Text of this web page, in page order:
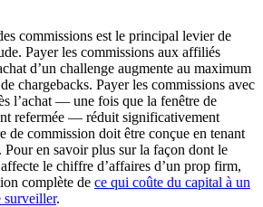
commissions est le principal levier de
Payer les commissions aux affiliés
d’un challenge augmente au maximum
chargebacks. Payer les commissions avec
l’achat — une fois que la fenêtre de
refermée — réduit significativement
de commission doit être conçue en tenant
Pour en savoir plus sur la façon dont le
le chiffre d’affaires d’un prop firm,
complète de ce qui coûte du capital à un
surveiller.